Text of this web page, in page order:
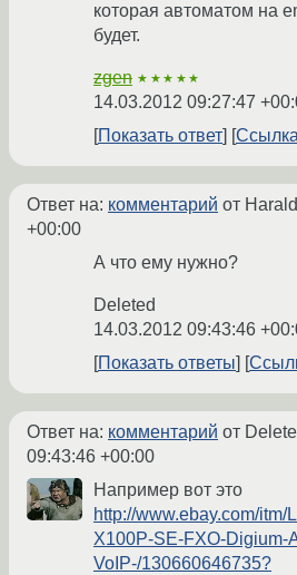
которая автоматом на
будет.
zgen ★★★★★
14.03.2012 09:27:47
Показать ответ
Ответ на: комментарий от Harald
+00:00
А что ему нужно?
Deleted
14.03.2012 09:43:46
Показать ответы
Ответ на: комментарий от
09:43:46 +00:00
Например вот это
http://www.ebay.com/
X100P-SE-FXO-Digium-
VoIP-/130660646735?